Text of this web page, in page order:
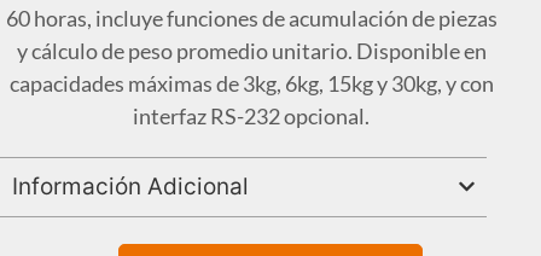
60 horas, incluye funciones de acumulación de piezas
y cálculo de peso promedio unitario. Disponible en
capacidades máximas de 3kg, 6kg, 15kg y 30kg, y con
interfaz RS-232 opcional.
Información Adicional